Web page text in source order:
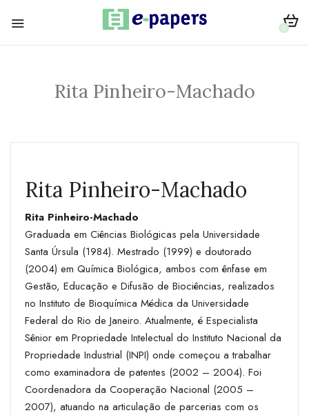
0
Rita Pinheiro-Machado
Rita Pinheiro-Machado
Rita Pinheiro-Machado
Graduada em Ciências Biológicas pela Universidade
Santa Úrsula (1984). Mestrado (1999) e doutorado
(2004) em Química Biológica, ambos com ênfase em
Gestão, Educação e Difusão de Biociências, realizados
no Instituto de Bioquímica Médica da Universidade
Federal do Rio de Janeiro. Atualmente, é Especialista
Sênior em Propriedade Intelectual do Instituto Nacional da
Propriedade Industrial (INPI) onde começou a trabalhar
como examinadora de patentes (2002 – 2004). Foi
Coordenadora da Cooperação Nacional (2005 –
2007), atuando na articulação de parcerias com os